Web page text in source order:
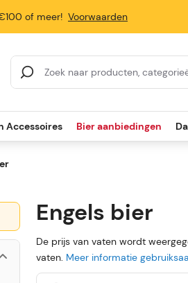
of meer! Voorwaarden
Zoekresultaten
Accessoires Bier aanbiedingen
Engels bier
De prijs van vaten wordt
vaten. Meer informatie